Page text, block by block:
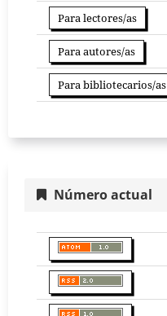
Para lectores/as
Para autores/as
Para bibliotecarios/as
Número actual